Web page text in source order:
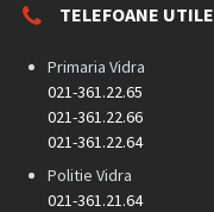
TELEFOANE UTILE
Primaria Vidra
021-361.22.65
021-361.22.66
021-361.22.64
Politie Vidra
021-361.21.64